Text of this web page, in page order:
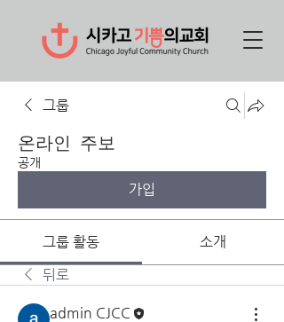
그룹
온라인 주보
공개
가입
그룹 활동
소개
뒤로
admin CJCC